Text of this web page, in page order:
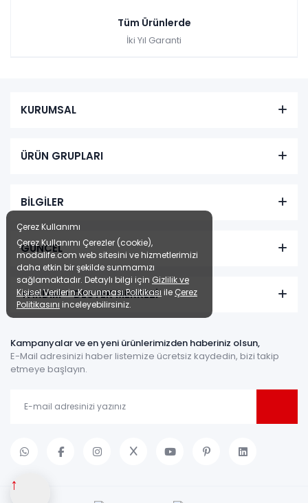
↑
Tüm Ürünlerde
İki Yıl Garanti
KURUMSAL
ÜRÜN GRUPLARI
BİLGİLER
GÜNCEL
YARDIM + DESTEK MERKEZİ
Kampanyalar ve en yeni ürünlerimizden haberiniz olsun,
E-Mail adresinizi haber listemize ücretsiz kaydedin, bizi takip
etmeye başlayın.
Çerez Kullanımı
Çerez Kullanımı Çerezler (cookie),
modalife.com web sitesini ve hizmetlerimizi
daha etkin bir şekilde sunmamızı
sağlamaktadır. Detaylı bilgi için Gizlilik ve
Kişisel Verilerin Korunması Politikası ile Çerez
Politikasını inceleyebilirsiniz.